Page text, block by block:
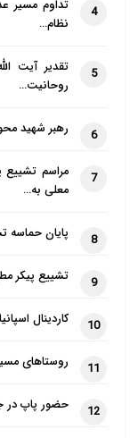
4
تداوم مسیر
نظام…
5
تقدیر آیت
روحانیت…
6 رهبر شهید
7
مراسم تشییع
معلی به…
8 پایان حماسه
9 تشییع پیکر
10 کاردینال
11 روستاهای
12 حضور پاپ در